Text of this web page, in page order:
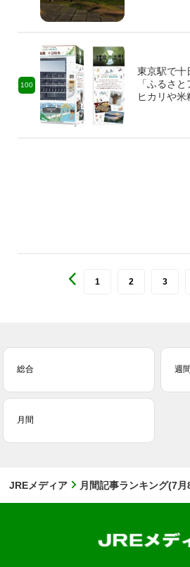
100
東京駅で十
「ふるさ
ヒカリや米
1 2 3
総合 週間
月間
JREメディア 月間記事ランキング(7